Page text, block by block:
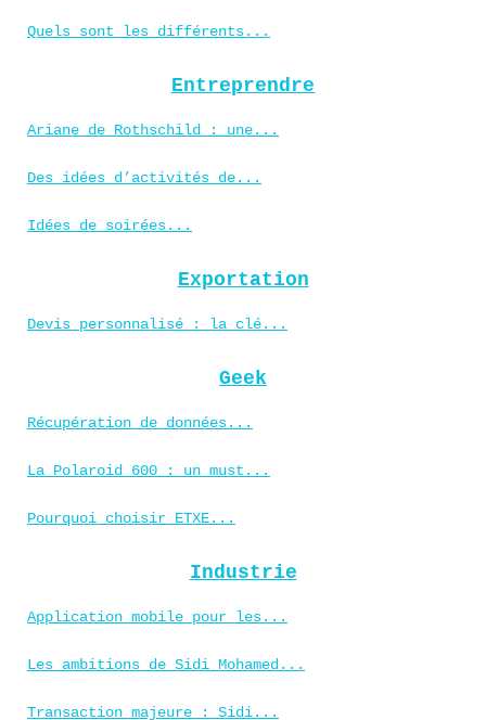
Quels sont les différents...
Entreprendre
Ariane de Rothschild : une...
Des idées d’activités de...
Idées de soirées...
Exportation
Devis personnalisé : la clé...
Geek
Récupération de données...
La Polaroid 600 : un must...
Pourquoi choisir ETXE...
Industrie
Application mobile pour les...
Les ambitions de Sidi Mohamed...
Transaction majeure : Sidi...